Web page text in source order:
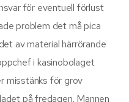
för eventuell förlust
problem det må pica
av material härrörande
i kasinobolaget
misstänks för grov
på fredagen. Mannen